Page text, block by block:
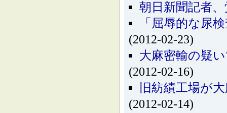
朝日新聞記者
「屈辱的な尿
(2012-02-23)
大麻密輸の疑
(2012-02-16)
旧紡績工場が
(2012-02-14)